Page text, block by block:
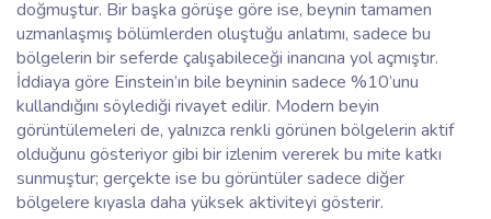
doğmuştur. Bir başka görüşe göre ise, beynin tamamen
uzmanlaşmış bölümlerden oluştuğu anlatımı, sadece bu
bölgelerin bir seferde çalışabileceği inancına yol açmıştır.
İddiaya göre Einstein’ın bile beyninin sadece %10’unu
kullandığını söylediği rivayet edilir. Modern beyin
görüntülemeleri de, yalnızca renkli görünen bölgelerin aktif
olduğunu gösteriyor gibi bir izlenim vererek bu mite katkı
sunmuştur; gerçekte ise bu görüntüler sadece diğer
bölgelere kıyasla daha yüksek aktiviteyi gösterir.